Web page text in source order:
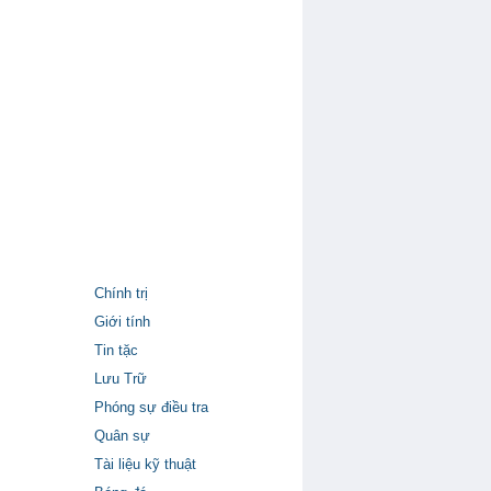
Chính trị
Giới tính
Tin tặc
Lưu Trữ
Phóng sự điều tra
Quân sự
Tài liệu kỹ thuật